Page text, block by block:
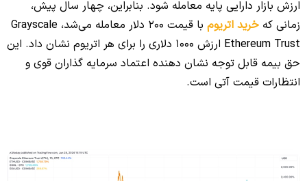
ارزش بازار دارایی پایه معامله شود. بنابراین، چهار سال پیش،
زمانی که خرید اتریوم
با قیمت 200 دلار معامله می‌شد، Grayscale
Ethereum Trust ارزش 1000 دلاری را برای هر اتریوم نشان داد. این
حق بیمه قابل توجه نشان دهنده اعتماد سرمایه گذاران قوی و
انتظارات قیمت آتی است.